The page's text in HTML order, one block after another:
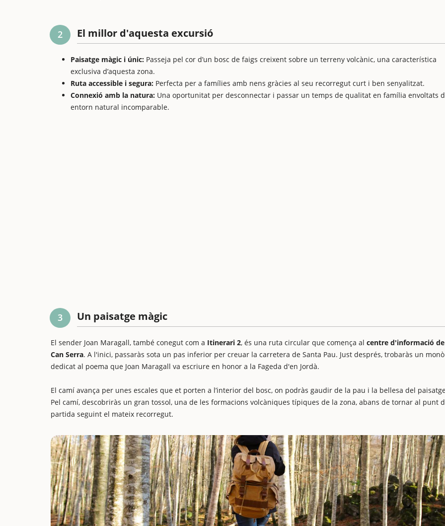
2 El millor d'aquesta excursió
Paisatge màgic i únic: Passeja pel cor d’un bosc de faigs creixent sobre un terreny volcànic, una característica
exclusiva d’aquesta zona.
Ruta accessible i segura: Perfecta per a famílies amb nens gràcies al seu recorregut curt i ben senyalitzat.
Connexió amb la natura: Una oportunitat per desconnectar i passar un temps de qualitat en família envoltats
entorn natural incomparable.
3 Un paisatge màgic
El sender Joan Maragall, també conegut com a Itinerari 2, és una ruta circular que comença al centre d'informació de
Can Serra. A l'inici, passaràs sota un pas inferior per creuar la carretera de Santa Pau. Just després, trobaràs un
dedicat al poema que Joan Maragall va escriure en honor a la Fageda d'en Jordà.
El camí avança per unes escales que et porten a l’interior del bosc, on podràs gaudir de la pau i la bellesa del
Pel camí, descobriràs un gran tossol, una de les formacions volcàniques típiques de la zona, abans de tornar al punt
partida seguint el mateix recorregut.